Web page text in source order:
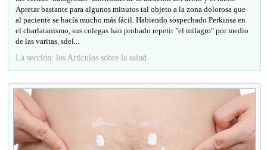
Apretar bastante para algunos minutos tal objeto a la zona dolorosa que
al paciente se hacía mucho más fácil. Habiendo sospechado Perkinsa en
el charlatanismo, sus colegas han probado repetir "el milagro" por medio
de las varitas, sdel...
La sección: los Artículos sobre la salud